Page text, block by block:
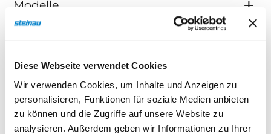
Diese Webseite verwendet Cookies
Wir verwenden Cookies, um Inhalte und Anzeigen zu
personalisieren, Funktionen für soziale Medien anbieten
zu können und die Zugriffe auf unsere Website zu
analysieren. Außerdem geben wir Informationen zu Ihrer
Modelle
Wahl
Größenübersicht